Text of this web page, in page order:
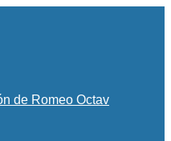
de Romeo Octav